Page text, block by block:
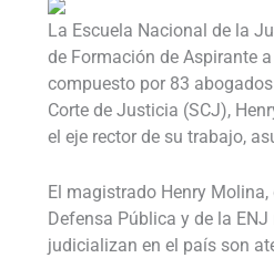
La Escuela Nacional de la
de Formación de Aspirante
compuesto por 83
Corte de Justicia (SCJ),
el eje rector de su trabajo,
El magistrado Henry
Defensa Pública y de la
judicializan en el país son